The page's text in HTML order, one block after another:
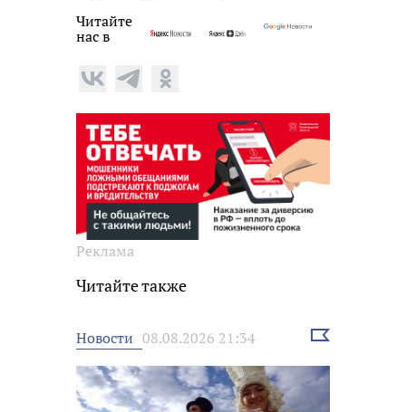
Читайте
нас в
Реклама
Читайте также
Новости 08.08.2026 21:34
Выбрать